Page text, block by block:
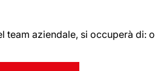
team aziendale, si occuperà